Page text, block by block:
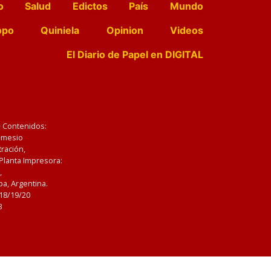
Salud Edictos País
Mundo
Quiniela Opinion
Videos
El Diario de Papel en DIGITAL
Impresora:
Argentina.
19/20